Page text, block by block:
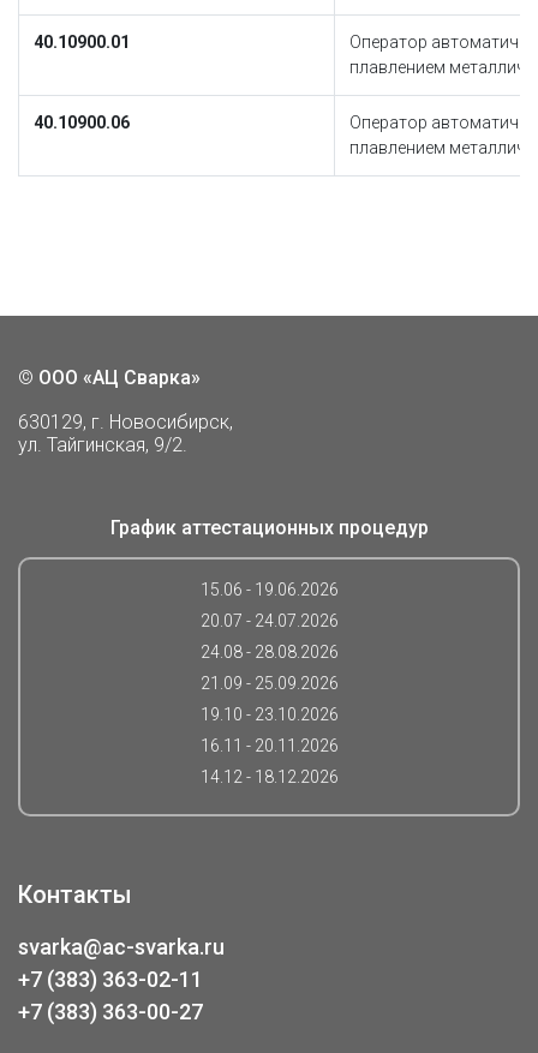
40.10900.01
Оператор
плавлением
40.10900.06
Оператор
плавлением
© ООО «АЦ Сварка»
630129, г. Новосибирск,
ул. Тайгинская, 9/2.
График аттестационных процедур
15.06 - 19.06.2026
20.07 - 24.07.2026
24.08 - 28.08.2026
21.09 - 25.09.2026
19.10 - 23.10.2026
16.11 - 20.11.2026
14.12 - 18.12.2026
Контакты
svarka@ac-svarka.ru
+7 (383) 363-02-11
+7 (383) 363-00-27